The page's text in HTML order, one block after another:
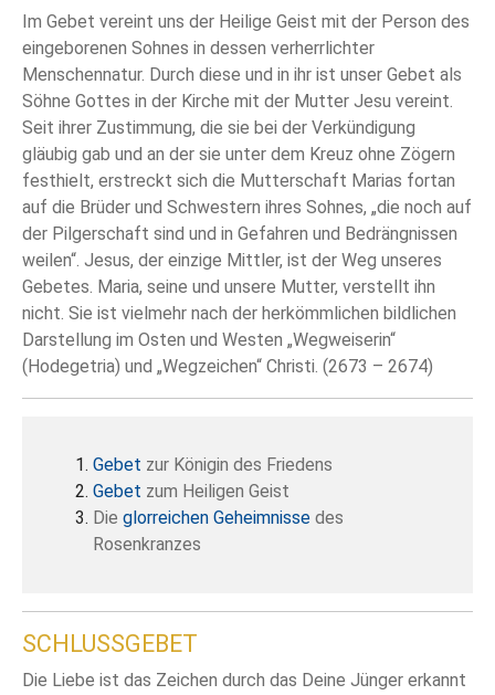
Im Gebet vereint uns der Heilige Geist mit der Person des
eingeborenen Sohnes in dessen verherrlichter
Menschennatur. Durch diese und in ihr ist unser Gebet als
Söhne Gottes in der Kirche mit der Mutter Jesu vereint.
Seit ihrer Zustimmung, die sie bei der Verkündigung
gläubig gab und an der sie unter dem Kreuz ohne Zögern
festhielt, erstreckt sich die Mutterschaft Marias fortan
auf die Brüder und Schwestern ihres Sohnes, „die noch auf
der Pilgerschaft sind und in Gefahren und Bedrängnissen
weilen“. Jesus, der einzige Mittler, ist der Weg unseres
Gebetes. Maria, seine und unsere Mutter, verstellt ihn
nicht. Sie ist vielmehr nach der herkömmlichen bildlichen
Darstellung im Osten und Westen „Wegweiserin“
(Hodegetria) und „Wegzeichen“ Christi. (2673 – 2674)
Gebet zur Königin des Friedens
Gebet zum Heiligen Geist
Die glorreichen Geheimnisse des
Rosenkranzes
SCHLUSSGEBET
Die Liebe ist das Zeichen durch das Deine Jünger erkannt